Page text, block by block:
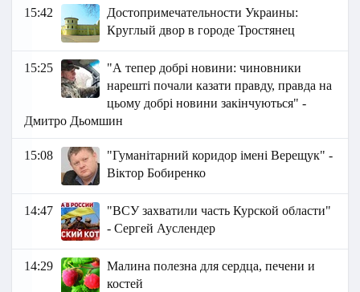
15:42
Достопримечательности Украины:
Круглый двор в городе Тростянец
15:25
"А тепер добрі новини: чиновники
нарешті почали казати правду, правда на
цьому добрі новини закінчуються" -
Дмитро Дьомшин
15:08
"Гуманітарний коридор імені Верещук" -
Віктор Бобиренко
14:47
"ВСУ захватили часть Курской области"
- Сергей Ауслендер
14:29
Малина полезна для сердца, печени и
костей